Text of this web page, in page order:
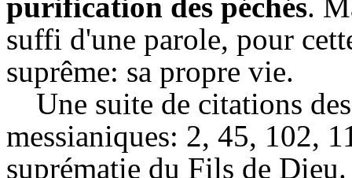
suffi d'une parole, pour
suprême: sa propre vie.
Une suite de citations
messianiques: 2, 45, 102,
suprématie du Fils de